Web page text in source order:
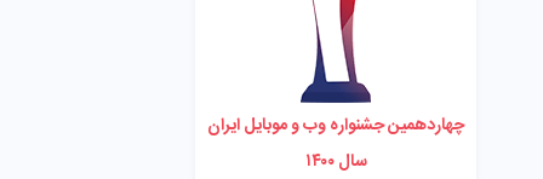
چهاردهمین جشنواره وب و موبایل ایران
سال ۱۴۰۰